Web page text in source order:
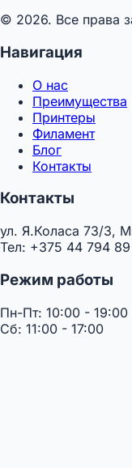
© 2026. Все права
Навигация
О нас
Преимущества
Принтеры
Филамент
Блог
Контакты
Контакты
ул. Я.Коласа 73/3,
Тел: +375 44 794
Режим работы
Пн-Пт: 10:00 - 19:00
Сб: 11:00 - 17:00